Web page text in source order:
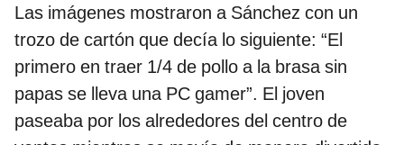
Las imágenes mostraron a Sánchez con un
trozo de cartón que decía lo siguiente: “El
primero en traer 1/4 de pollo a la brasa sin
papas se lleva una PC gamer”. El joven
paseaba por los alrededores del centro de